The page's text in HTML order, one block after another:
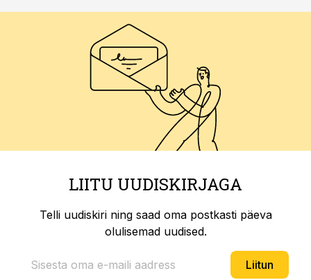
LIITU UUDISKIRJAGA
Telli uudiskiri ning saad oma postkasti päeva
olulisemad uudised.
Liitun